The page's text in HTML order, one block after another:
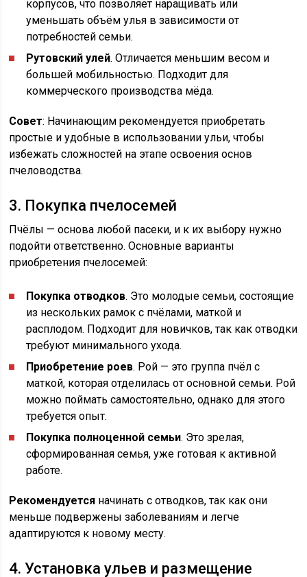
корпусов, что позволяет наращивать или
уменьшать объём улья в зависимости от
потребностей семьи.
Рутовский улей. Отличается меньшим весом и
большей мобильностью. Подходит для
коммерческого производства мёда.
Совет: Начинающим рекомендуется приобретать
простые и удобные в использовании ульи, чтобы
избежать сложностей на этапе освоения основ
пчеловодства.
3. Покупка пчелосемей
Пчёлы — основа любой пасеки, и к их выбору нужно
подойти ответственно. Основные варианты
приобретения пчелосемей:
Покупка отводков. Это молодые семьи, состоящие
из нескольких рамок с пчёлами, маткой и
расплодом. Подходит для новичков, так как отводки
требуют минимального ухода.
Приобретение роев. Рой — это группа пчёл с
маткой, которая отделилась от основной семьи. Рой
можно поймать самостоятельно, однако для этого
требуется опыт.
Покупка полноценной семьи. Это зрелая,
сформированная семья, уже готовая к активной
работе.
Рекомендуется начинать с отводков, так как они
меньше подвержены заболеваниям и легче
адаптируются к новому месту.
4. Установка ульев и размещение